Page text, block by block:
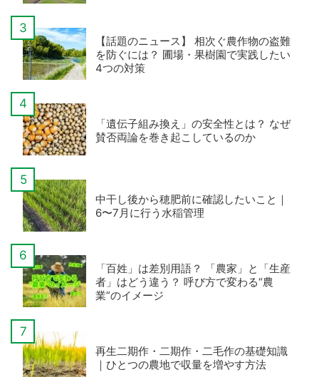
【話題のニュース】 相次ぐ農作物の盗難
を防ぐには？ 圃場・果樹園で実践したい
4つの対策
「遺伝子組み換え」の安全性とは？ なぜ
賛否両論を巻き起こしているのか
中干し後から穂肥前に確認したいこと｜
6〜7月に行う水稲管理
「百姓」は差別用語？ 「農家」と「生産
者」はどう違う？ 呼び方で変わる“農
業”のイメージ
再生二期作・二期作・二毛作の基礎知識
｜ひとつの農地で収量を増やす方法